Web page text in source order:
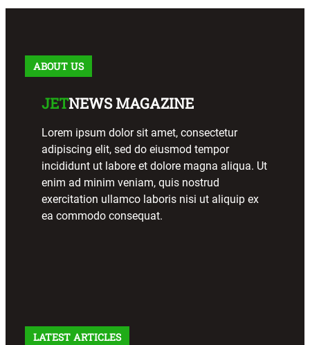
ABOUT US
JETNEWS MAGAZINE
Lorem ipsum dolor sit amet, consectetur
adipiscing elit, sed do eiusmod tempor
incididunt ut labore et dolore magna aliqua. Ut
enim ad minim veniam, quis nostrud
exercitation ullamco laboris nisi ut aliquip ex
ea commodo consequat.
LATEST ARTICLES